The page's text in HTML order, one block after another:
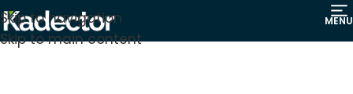
Skip to navigation
Skip to main content
MENU